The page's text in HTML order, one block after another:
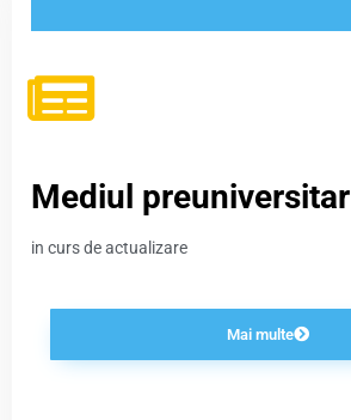
Mediul preuniversitar
in curs de actualizare
Mai multe